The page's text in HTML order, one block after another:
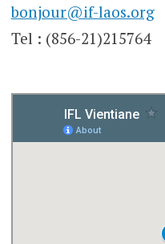
bonjour@if-laos.org
Tel : (856-21)215764